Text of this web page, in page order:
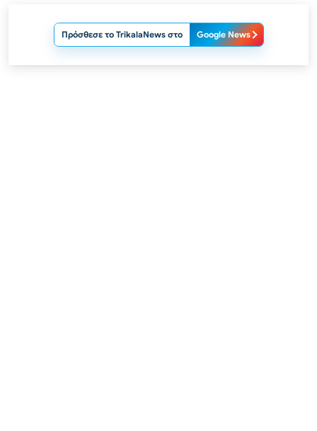
Πρόσθεσε το TrikalaNews στο Google News